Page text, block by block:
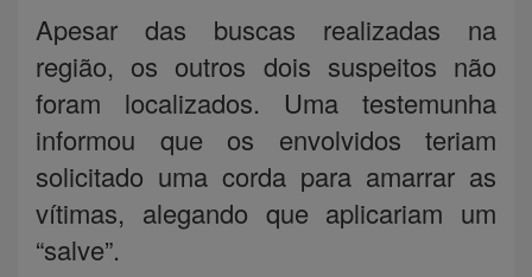
Apesar das buscas realizadas na
região, os outros dois suspeitos não
foram localizados. Uma testemunha
informou que os envolvidos teriam
solicitado uma corda para amarrar as
vítimas, alegando que aplicariam um
“salve”.